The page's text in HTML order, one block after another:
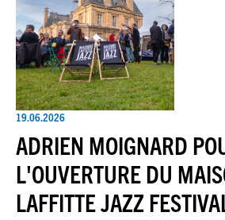
19.06.2026
ADRIEN MOIGNARD
L'OUVERTURE DU
LAFFITTE JAZZ